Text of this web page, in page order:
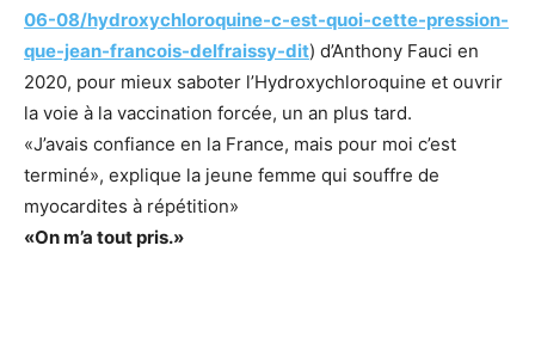
06-08/hydroxychloroquine-c-est-quoi-cette-pression-
que-jean-francois-delfraissy-dit) d’Anthony Fauci en
2020, pour mieux saboter l’Hydroxychloroquine et ouvrir
la voie à la vaccination forcée, un an plus tard.
«J’avais confiance en la France, mais pour moi c’est
terminé», explique la jeune femme qui souffre de
myocardites à répétition»
«On m’a tout pris.»